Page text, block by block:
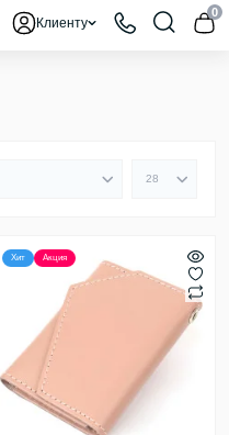
Клиенту
0
Хит Акция